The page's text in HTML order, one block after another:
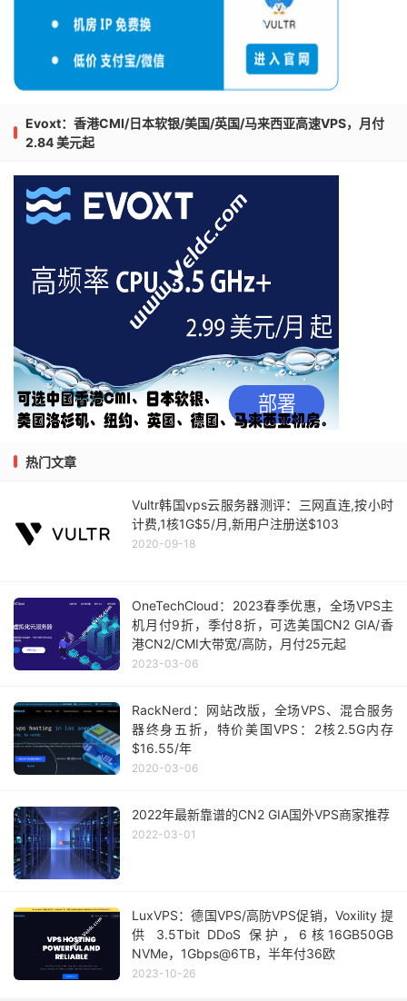
Evoxt：香港CMI/日本软银/美国/英国/马来西亚高速VPS，月付
2.84 美元起
热门文章
Vultr韩国vps云服务器测评：三网直连,按小时
计费,1核1G$5/月,新用户注册送$103
2020-09-18
OneTechCloud：2023春季优惠，全场VPS主
机月付9折，季付8折，可选美国CN2 GIA/香
港CN2/CMI大带宽/高防，月付25元起
2023-03-06
RackNerd：网站改版，全场VPS、混合服务
器终身五折，特价美国VPS：2核2.5G内存
$16.55/年
2020-03-06
2022年最新靠谱的CN2 GIA国外VPS商家推荐
2022-03-01
LuxVPS：德国VPS/高防VPS促销，Voxility 提
供 3.5Tbit DDoS 保护，6核16GB50GB
NVMe，1Gbps@6TB，半年付36欧
2023-10-26